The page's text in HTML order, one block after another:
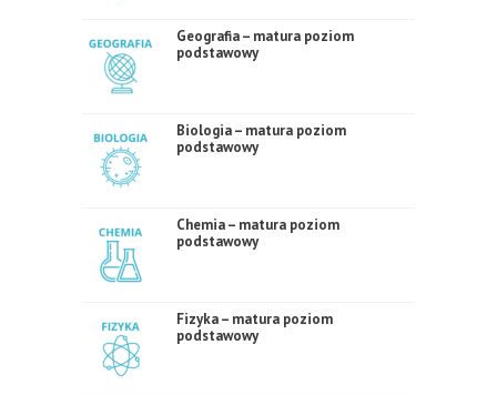
Geografia – matura poziom
podstawowy
Biologia – matura poziom
podstawowy
Chemia – matura poziom
podstawowy
Fizyka – matura poziom
podstawowy